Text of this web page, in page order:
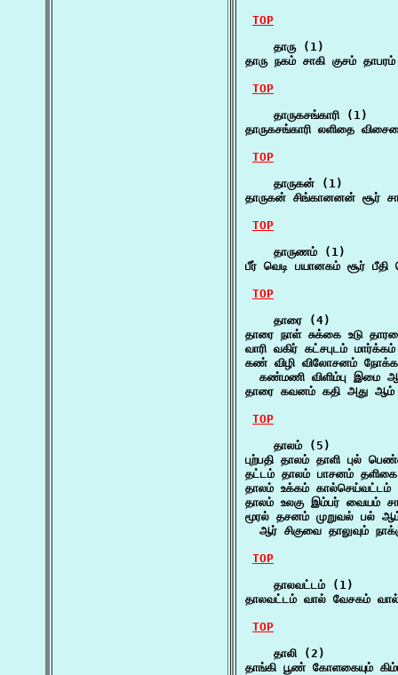
TOP
    தாரு (1)
தாரு நகம் சாகி குசம்
TOP
    தாருகசங்காரி (1)
தாருகசங்காரி லளிதை
TOP
    தாருகன் (1)
தாருகன் சிங்கானனன் சூர்
TOP
    தாருணம் (1)
பீர் வெடி பயானகம் சூர்
TOP
    தாரை (4)
தாரை நாள் சுக்கை உடு
வாரி வகிர் கட்சபுடம்
கண் விழி விலோசனம்
கண்மணி விளிம்பு இமை
தாரை கவனம் கதி அது
TOP
    தாலம் (5)
புற்பதி தாலம் தாளி புல்
தட்டம் தாலம் பாசனம்
தாலம் உக்கம்
தாலம் உலகு இம்பர் வையம்
மூரல் தசனம் முறுவல் பல்
ஆர் சிகுவை தாலுவும்
TOP
    தாலவட்டம் (1)
தாலவட்டம் வால் வேசகம்
TOP
    தாலி (2)
தாங்கி பூண் கோளகையும்